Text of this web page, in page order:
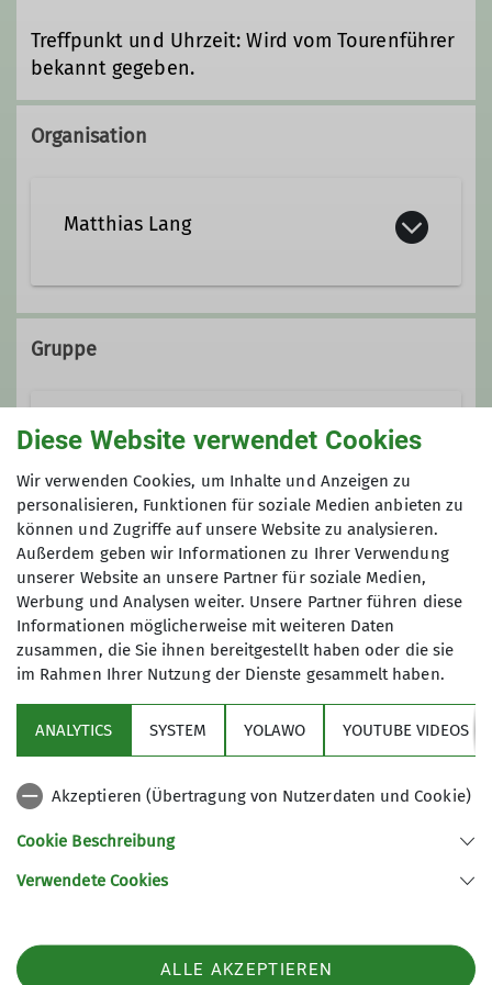
Treffpunkt und Uhrzeit: Wird vom Tourenführer
bekannt gegeben.
Organisation
Matthias Lang
07641/48719
Qualifikationen
Tourenleiter*in
Ämter
Seniorenreferent*in
Gruppe
Senioren
Langeweile kennen unsere
Senior*innen nicht: Jeden zweiten
Dienstag steht eine gemeinsame
Wanderung im Kalender - Gäste
willkommen!
Anmeldung
formlos beim Tourenleiter / bei der
Tourenleiterin
Sektion
Sektion Lahr/Schwarzwald des Deutschen Alpenvereins e.V.
Bettmattenstraße 1
Diese Website verwendet Cookies
Wir verwenden Cookies, um Inhalte und Anzeigen zu
personalisieren, Funktionen für soziale Medien anbieten zu
können und Zugriffe auf unsere Website zu analysieren.
Außerdem geben wir Informationen zu Ihrer Verwendung
unserer Website an unsere Partner für soziale Medien,
Werbung und Analysen weiter. Unsere Partner führen diese
Informationen möglicherweise mit weiteren Daten
zusammen, die Sie ihnen bereitgestellt haben oder die sie
im Rahmen Ihrer Nutzung der Dienste gesammelt haben.
ANALYTICS SYSTEM YOLAWO YOUTUBE VIDEOS
Akzeptieren (Übertragung von Nutzerdaten und Cookie)
Cookie Beschreibung
Verwendete Cookies
ALLE AKZEPTIEREN